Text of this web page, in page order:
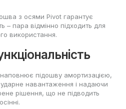
з осями Pivot гарантує
– пара відмінно підходить для
використання.
підошву амортизацією,
навантаження і надаючи
рішення, що не підводить